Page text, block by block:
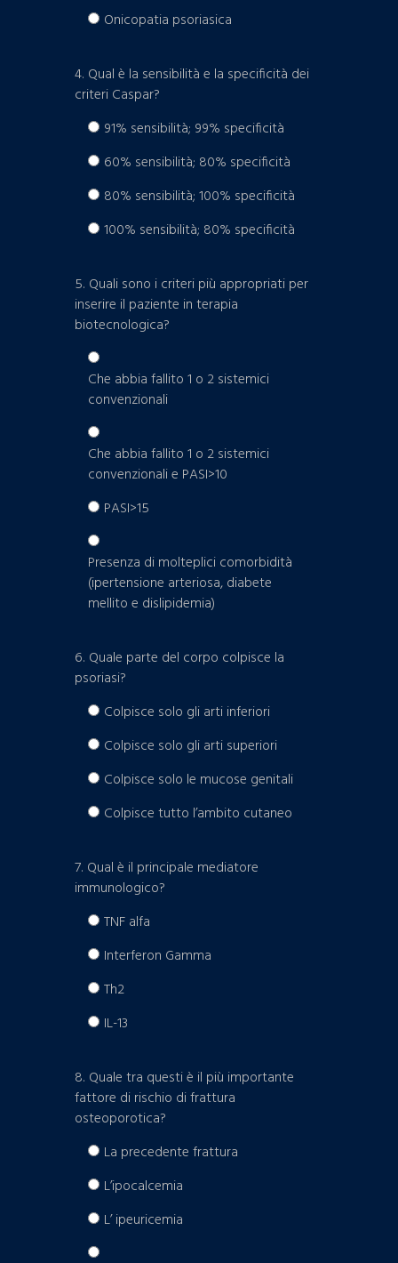
Onicopatia psoriasica
4. Qual è la sensibilità e la specificità dei
criteri Caspar?
91% sensibilità; 99% specificità
60% sensibilità; 80% specificità
80% sensibilità; 100% specificità
100% sensibilità; 80% specificità
5. Quali sono i criteri più appropriati per
inserire il paziente in terapia
biotecnologica?
Che abbia fallito 1 o 2 sistemici
convenzionali
Che abbia fallito 1 o 2 sistemici
convenzionali e PASI>10
PASI>15
Presenza di molteplici comorbidità
(ipertensione arteriosa, diabete
mellito e dislipidemia)
6. Quale parte del corpo colpisce la
psoriasi?
Colpisce solo gli arti inferiori
Colpisce solo gli arti superiori
Colpisce solo le mucose genitali
Colpisce tutto l’ambito cutaneo
7. Qual è il principale mediatore
immunologico?
TNF alfa
Interferon Gamma
Th2
IL-13
8. Quale tra questi è il più importante
fattore di rischio di frattura
osteoporotica?
La precedente frattura
L’ipocalcemia
L’ ipeuricemia